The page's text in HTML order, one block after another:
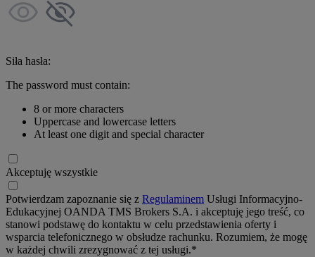
Siła hasła:
The password must contain:
8 or more characters
Uppercase and lowercase letters
At least one digit and special character
Akceptuję wszystkie
Potwierdzam zapoznanie się z Regulaminem Usługi Informacyjno-
Edukacyjnej OANDA TMS Brokers S.A. i akceptuję jego treść, co
stanowi podstawę do kontaktu w celu przedstawienia oferty i
wsparcia telefonicznego w obsłudze rachunku. Rozumiem, że mogę
w każdej chwili zrezygnować z tej usługi.*